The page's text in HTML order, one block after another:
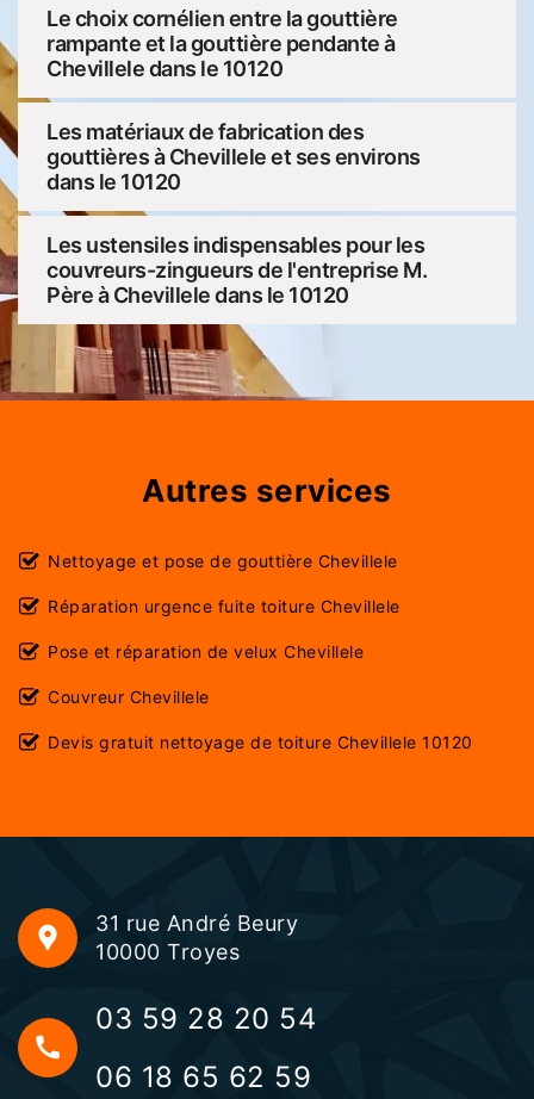
Le choix cornélien entre la gouttière
rampante et la gouttière pendante à
Chevillele dans le 10120
Les matériaux de fabrication des
gouttières à Chevillele et ses environs
dans le 10120
Les ustensiles indispensables pour les
couvreurs-zingueurs de l'entreprise M.
Père à Chevillele dans le 10120
Autres services
Nettoyage et pose de gouttière Chevillele
Réparation urgence fuite toiture Chevillele
Pose et réparation de velux Chevillele
Couvreur Chevillele
Devis gratuit nettoyage de toiture Chevillele 10120
31 rue André Beury
10000 Troyes
03 59 28 20 54
06 18 65 62 59